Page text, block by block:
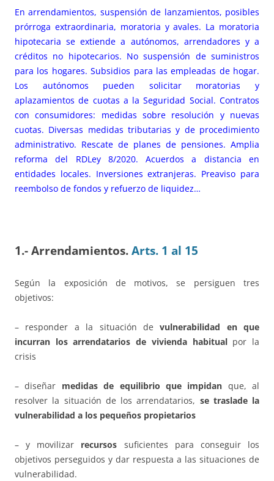
En arrendamientos, suspensión de lanzamientos, posibles
prórroga extraordinaria, moratoria y avales. La moratoria
hipotecaria se extiende a autónomos, arrendadores y a
créditos no hipotecarios. No suspensión de suministros
para los hogares. Subsidios para las empleadas de hogar.
Los autónomos pueden solicitar moratorias y
aplazamientos de cuotas a la Seguridad Social. Contratos
con consumidores: medidas sobre resolución y nuevas
cuotas. Diversas medidas tributarias y de procedimiento
administrativo. Rescate de planes de pensiones. Amplia
reforma del RDLey 8/2020. Acuerdos a distancia en
entidades locales. Inversiones extranjeras. Preaviso para
reembolso de fondos y refuerzo de liquidez…
1.- Arrendamientos. Arts. 1 al 15
Según la exposición de motivos, se persiguen tres
objetivos:
– responder a la situación devulnerabilidad en que
incurran los arrendatarios de vivienda habitualpor la
crisis
– diseñar medidas de equilibrio que impidan que, al
resolver la situación de los arrendatarios, se traslade la
vulnerabilidad a los pequeños propietarios
– y movilizar recursos suficientes para conseguir los
objetivos perseguidos y dar respuesta a las situaciones de
vulnerabilidad.